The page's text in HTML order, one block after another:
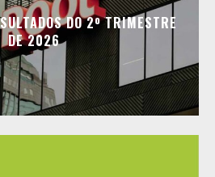
DO 2º TRIMESTRE
DE 2026